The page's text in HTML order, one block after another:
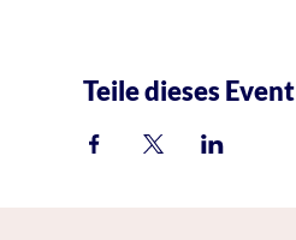
Teile dieses Event